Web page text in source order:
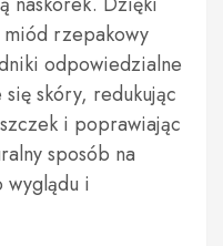
miód rzepakowy
odpowiedzialne
skóry, redukując
i poprawiając
sposób na
wyglądu i